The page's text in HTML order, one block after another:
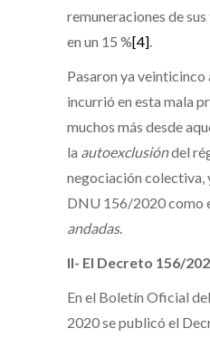
remuneraciones de
en un 15 %[4].
Pasaron ya veinticinco
incurrió en esta mala
muchos más desde
la autoexclusióndel
negociación colectiva,
DNU 156/2020 como
andadas.
II- El Decreto 156/
En el Boletín Oficial
2020 se publicó el